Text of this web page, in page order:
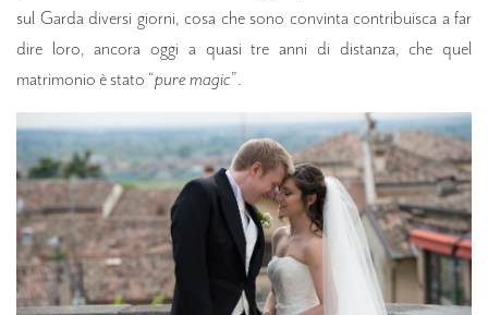
sul Garda diversi giorni, cosa che sono convinta contribuisca a far
dire loro, ancora oggi a quasi tre anni di distanza, che quel
matrimonio è stato “pure magic”.